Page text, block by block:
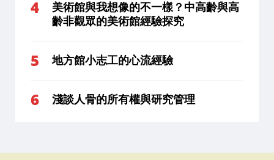
美術館與我想像的不一樣？中高齡與高
齡非觀眾的美術館經驗探究
地方館小志工的心流經驗
淺談人骨的所有權與研究管理